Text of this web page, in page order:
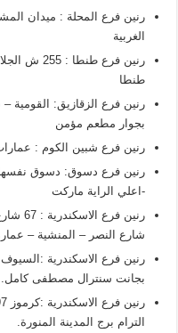
رنين فرع المحلة : ميدان
الغربية
رنين فرع
طنطا
رنين فرع الزقازيق: القومية
بجوار مطعم مؤمن
رنين فرع شبين الكوم :
رنين فرع دسوق: دسوق
-اعلي الراية ماركت
رنين
شارع النصر – المنشية –
رنين فرع الاسكندرية
بجانت سنترال مصطفى كامل.
الترام برج المدينة المنورة.